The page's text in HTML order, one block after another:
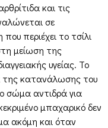
και τις
σε
περιέχει το τσίλι
μείωση της
υγείας. Το
της κατανάλωσης του
σώμα αντιδρά για
μπαχαρικό δεν
ακόμη και όταν